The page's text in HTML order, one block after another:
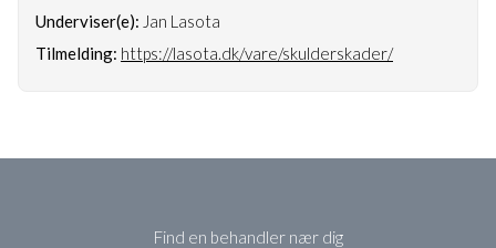
Underviser(e): Jan Lasota
Tilmelding: https://lasota.dk/vare/skulderskader/
Find en behandler nær dig